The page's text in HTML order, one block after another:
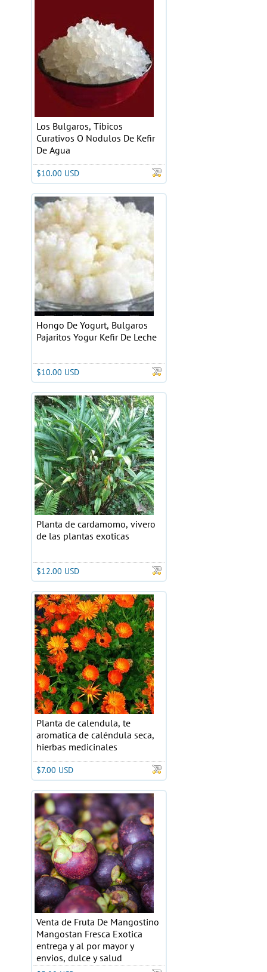
Los Bulgaros, Tibicos
Curativos O Nodulos De Kefir
De Agua
$10.00 USD
Hongo De Yogurt, Bulgaros
Pajaritos Yogur Kefir De Leche
$10.00 USD
Planta de cardamomo, vivero
de las plantas exoticas
$12.00 USD
Planta de calendula, te
aromatica de caléndula seca,
hierbas medicinales
$7.00 USD
Venta de Fruta De Mangostino
Mangostan Fresca Exotica
entrega y al por mayor y
envios, dulce y salud